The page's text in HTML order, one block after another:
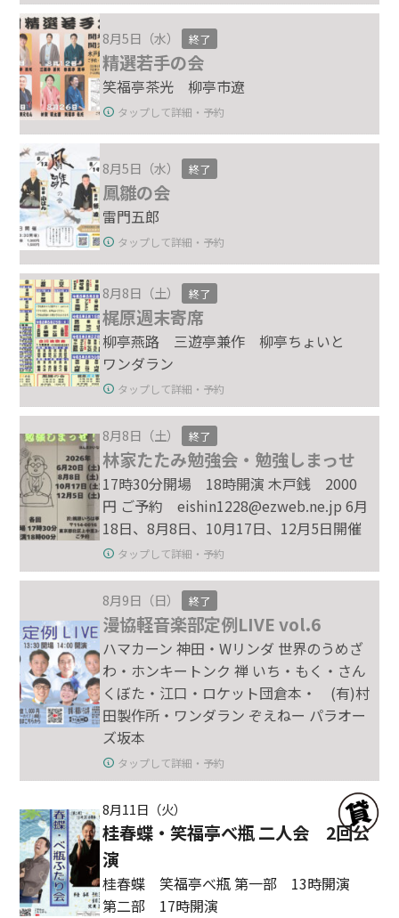
8月5日（水） 終了
精選若手の会
笑福亭茶光 柳亭市遼
タップして詳細・予約
8月5日（水） 終了
鳳雛の会
雷門五郎
タップして詳細・予約
8月8日（土） 終了
梶原週末寄席
柳亭燕路 三遊亭兼作 柳亭ちょいと
ワンダラン
タップして詳細・予約
8月8日（土） 終了
林家たたみ勉強会・勉強しまっせ
17時30分開場 18時開演 木戸銭 2000
円 ご予約 eishin1228@ezweb.ne.jp 6月
18日、8月8日、10月17日、12月5日開催
タップして詳細・予約
8月9日（日） 終了
漫協軽音楽部定例LIVE vol.6
ハマカーン 神田・Wリンダ 世界のうめざ
わ・ホンキートンク 禅 いち・もく・さん
くぼた・江口・ロケット団倉本・ (有)村
田製作所・ワンダラン ぞえねー パラオー
ズ坂本
タップして詳細・予約
8月11日（火）
桂春蝶・笑福亭べ瓶 二人会 2回公
演
桂春蝶 笑福亭べ瓶 第一部 13時開演
第二部 17時開演